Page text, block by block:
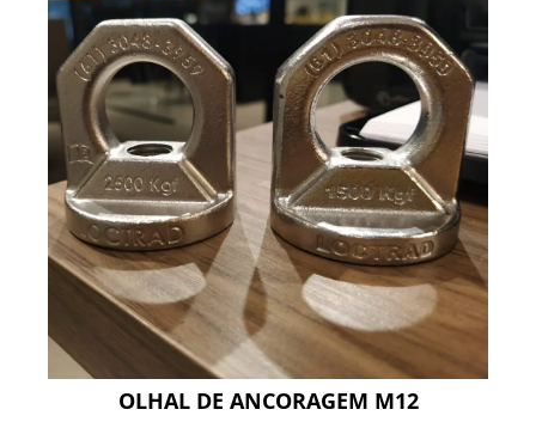
OLHAL DE ANCORAGEM M12